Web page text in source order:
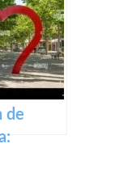
de